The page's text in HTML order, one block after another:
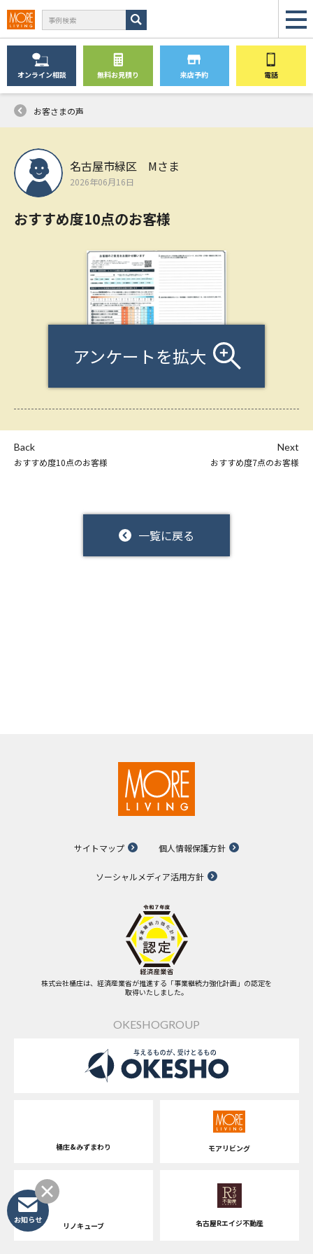
オンライン相談 無料お見積り 来店予約 電話
お客さまの声
名古屋市緑区 Mさま
2026年06月16日
おすすめ度10点のお客様
アンケートを拡大
Back
おすすめ度10点のお客様
一覧に戻る
Next
おすすめ度7点のお客様
サイトマップ 個人情報保護方針
ソーシャルメディア活用方針
株式会社桶庄は、経済産業省が推進する「事業継続力強化計画」の認定を
取得いたしました。
OKESHOGROUP
桶庄&みずまわり モアリビング
リノキューブ 名古屋Rエイジ不動産
お知らせ